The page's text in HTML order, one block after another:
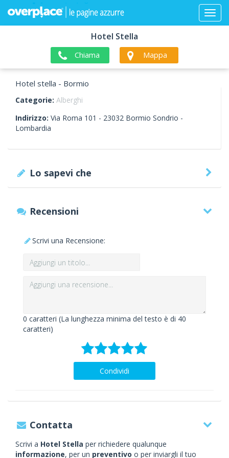
Hotel Stella
Chiama Mappa
Hotel stella - Bormio
Categorie: Alberghi
Indirizzo: Via Roma 101 - 23032 Bormio Sondrio -
Lombardia
Lo sapevi che
Recensioni
Scrivi una Recensione:
0 caratteri (La lunghezza minima del testo è di 40
caratteri)
Condividi
Contatta
Scrivi a Hotel Stella per richiedere qualunque
informazione, per un preventivo o per inviargli il tuo